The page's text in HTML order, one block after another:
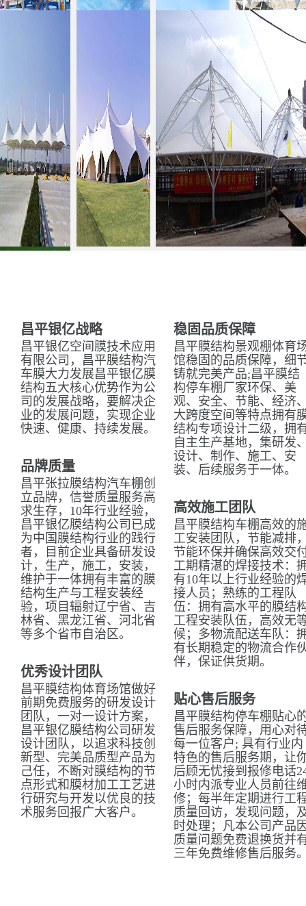
昌平银亿战略
昌平银亿空间膜技术应用
有限公司，昌平膜结构汽
车膜大力发展昌平银亿膜
结构五大核心优势作为公
司的发展战略，要解决企
业的发展问题，实现企业
快速、健康、持续发展。
品牌质量
昌平张拉膜结构汽车棚创
立品牌，信誉质量服务高
求生存，10年行业经验，
昌平银亿膜结构公司已成
为中国膜结构行业的践行
者，目前企业具备研发设
计，生产，施工，安装，
维护于一体拥有丰富的膜
结构生产与工程安装经
验，项目辐射辽宁省、吉
林省、黑龙江省、河北省
等多个省市自治区。
优秀设计团队
昌平膜结构体育场馆做好
前期免费服务的研发设计
团队，一对一设计方案，
昌平银亿膜结构公司研发
设计团队，以追求科技创
新型、完美品质型产品为
己任，不断对膜结构的节
点形式和膜材加工工艺进
行研究与开发以优良的技
术服务回报广大客户。
稳固品质保障
昌平膜结构景观棚体育
馆稳固的品质保障，细
铸就完美产品;昌平膜结
构停车棚厂家环保、美
观、安全、节能、经济
大跨度空间等特点拥有
结构专项设计二级，拥
自主生产基地，集研发
设计、制作、施工、安
装、后续服务于一体。
高效施工团队
昌平膜结构车棚高效的
工安装团队，节能减排
节能环保并确保高效交
工期精湛的焊接技术：
有10年以上行业经验的
接人员；熟练的工程队
伍：拥有高水平的膜结
工程安装队伍，高效无
候；多物流配送车队：
有长期稳定的物流合作
伴，保证供货期。
贴心售后服务
昌平膜结构停车棚贴心
售后服务保障，用心对
每一位客户; 具有行业内
特色的售后服务期，让
后顾无忧接到报修电话
小时内派专业人员前往
修；每半年定期进行工
质量回访，发现问题，
时处理；凡本公司产品
质量问题免费退换货并
三年免费维修售后服务